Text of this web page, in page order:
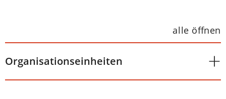
alle öffnen
Organisationseinheiten